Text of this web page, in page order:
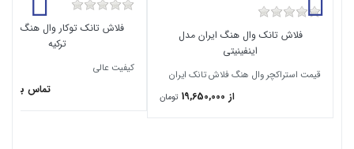
فلاش تانک وال هنگ ایران مدل
اینفینیتی
قیمت استراکچر وال هنگ فلاش تانک ایران
از 19,650,000 تومان
فلاش تانک توکار وال هنگ
ترکیه
کیفیت عالی
تماس برای